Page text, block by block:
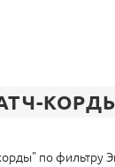
по фильтру